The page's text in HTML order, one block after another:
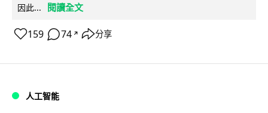
因此...
閱讀全文
159 74 ↗ 分享
人工智能